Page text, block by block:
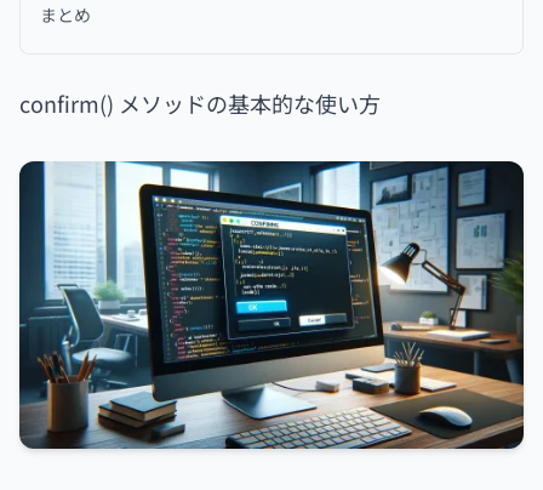
まとめ
confirm() メソッドの基本的な使い方